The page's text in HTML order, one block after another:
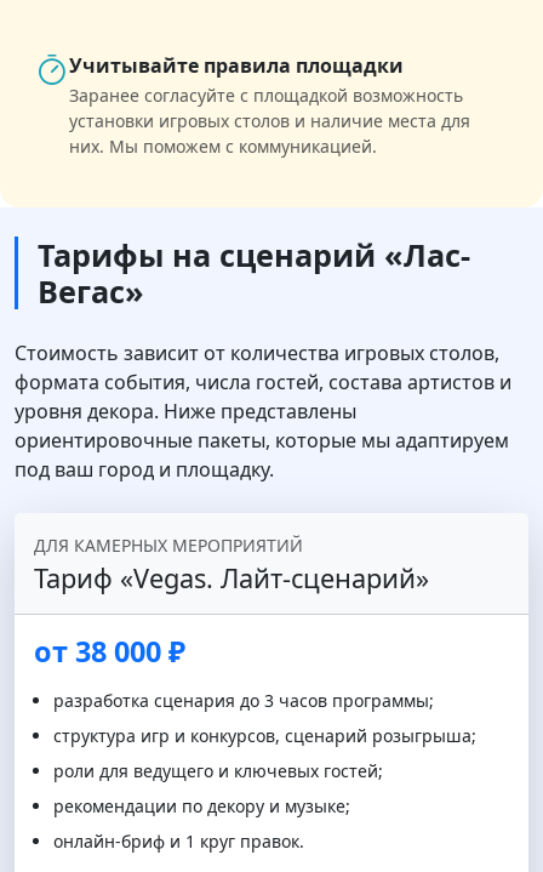
Учитывайте правила площадки
Заранее согласуйте с площадкой возможность
установки игровых столов и наличие места для
них. Мы поможем с коммуникацией.
Тарифы на сценарий «Лас-
Вегас»
Стоимость зависит от количества игровых столов,
формата события, числа гостей, состава артистов и
уровня декора. Ниже представлены
ориентировочные пакеты, которые мы адаптируем
под ваш город и площадку.
ДЛЯ КАМЕРНЫХ МЕРОПРИЯТИЙ
Тариф «Vegas. Лайт‑сценарий»
от 38 000 ₽
разработка сценария до 3 часов программы;
структура игр и конкурсов, сценарий розыгрыша;
роли для ведущего и ключевых гостей;
рекомендации по декору и музыке;
онлайн‑бриф и 1 круг правок.